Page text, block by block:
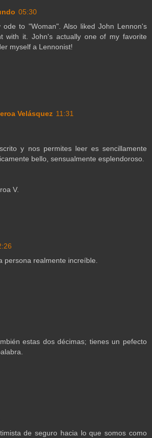
05:30
ode to "Woman". Also liked John Lennon's
with it. John's actually one of my favorite
myself a Lennonist!
Velásquez 11:31
y nos permites leer es sencillamente
bello, sensualmente esplendoroso.
V.
persona realmente increíble.
estas dos décimas; tienes un pefecto
de seguro hacia lo que somos como